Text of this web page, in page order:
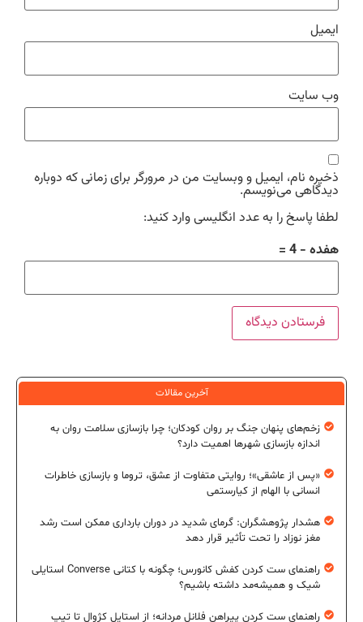
ایمیل
وب‌ سایت
ذخیره نام، ایمیل و وبسایت من در مرورگر برای زمانی که دوباره
دیدگاهی می‌نویسم.
لطفا پاسخ را به عدد انگلیسی وارد کنید:
هفده − 4 =
آخرین مقالات
زخم‌های پنهان جنگ بر روان کودکان؛ چرا بازسازی سلامت روان به
اندازه بازسازی شهرها اهمیت دارد؟
«پس از عاشقی»؛ روایتی متفاوت از عشق، تروما و بازسازی خاطرات
انسانی با الهام از کیارستمی
هشدار پژوهشگران: گرمای شدید در دوران بارداری ممکن است رشد
مغز نوزاد را تحت تأثیر قرار دهد
راهنمای ست کردن کفش کانورس؛ چگونه با کتانی Converse استایلی
شیک و همیشه‌مد داشته باشیم؟
راهنمای ست کردن پیراهن فلانل مردانه؛ از استایل کژوال تا تیپ